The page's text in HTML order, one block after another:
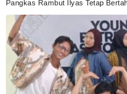
Pangkas Rambut Ilyas Tetap